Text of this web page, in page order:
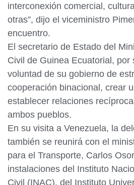
interconexión comercial,
otras”, dijo el viceministro
encuentro.
El secretario de Estado del
Civil de Guinea Ecuatorial, por
voluntad de su gobierno de
cooperación binacional, crear
establecer relaciones
ambos pueblos.
En su visita a Venezuela, la
también se reunirá con el
para el Transporte, Carlos
instalaciones del Instituto
Civil (INAC), del Instituto